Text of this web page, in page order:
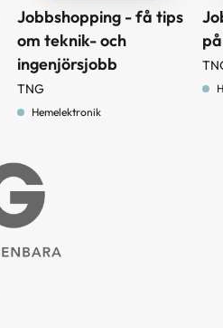
Jobbshopping - få tips
om teknik- och
ingenjörsjobb
TNG
Hemelektronik